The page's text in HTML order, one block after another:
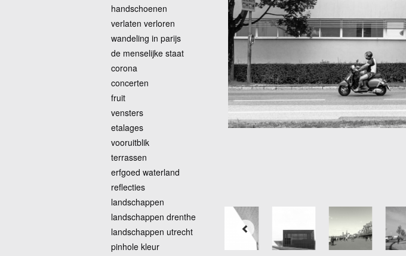
handschoenen
verlaten verloren
wandeling in parijs
de menselijke staat
corona
concerten
fruit
vensters
etalages
vooruitblik
terrassen
erfgoed waterland
reflecties
landschappen
landschappen drenthe
landschappen utrecht
pinhole kleur